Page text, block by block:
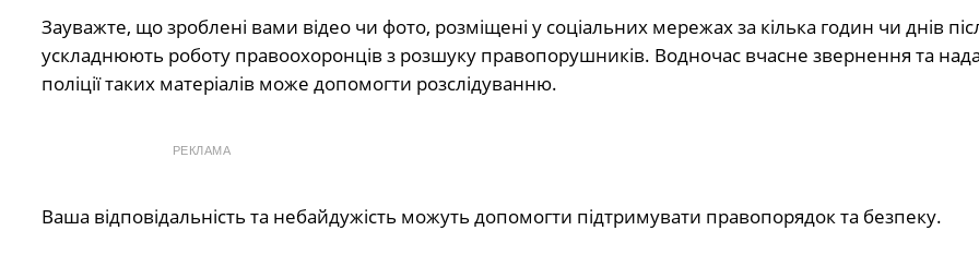
Зауважте, що зроблені вами відео чи фото, розміщені у соціальних мережах за кілька годин чи днів
ускладнюють роботу правоохоронців з розшуку правопорушників. Водночас вчасне звернення та
поліції таких матеріалів може допомогти розслідуванню.
РЕКЛАМА
Ваша відповідальність та небайдужість можуть допомогти підтримувати правопорядок та безпеку.